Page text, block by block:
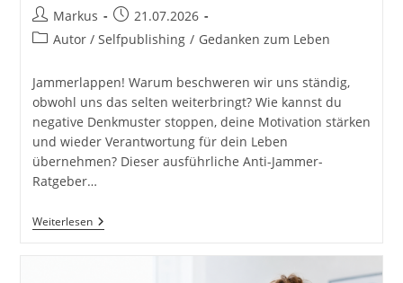
Beitrags-
Autor:
Markus
Beitrag
veröffentlicht:
21.07.2026
Beitrags-
Autor / Selfpublishing / Gedanken zum Leben
Jammerlappen! Warum beschweren wir uns ständig,
obwohl uns das selten weiterbringt? Wie kannst du
negative Denkmuster stoppen, deine Motivation stärken
und wieder Verantwortung für dein Leben
übernehmen? Dieser ausführliche Anti-Jammer-
Ratgeber…
WeiterlesenDu
Jammerlappen!